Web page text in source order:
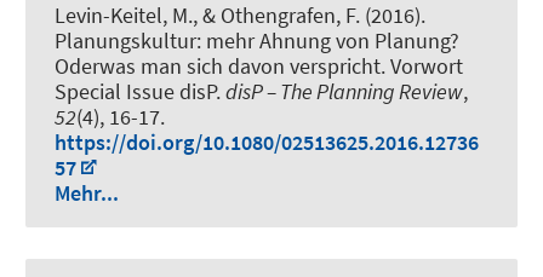
Levin-Keitel, M., & Othengrafen, F. (2016).
Planungskultur: mehr Ahnung von Planung?
Oderwas man sich davon verspricht. Vorwort
Special Issue disP.disP – The Planning Review,
52(4), 16-17.
https://doi.org/10.1080/02513625.2016.12736
57
Mehr...